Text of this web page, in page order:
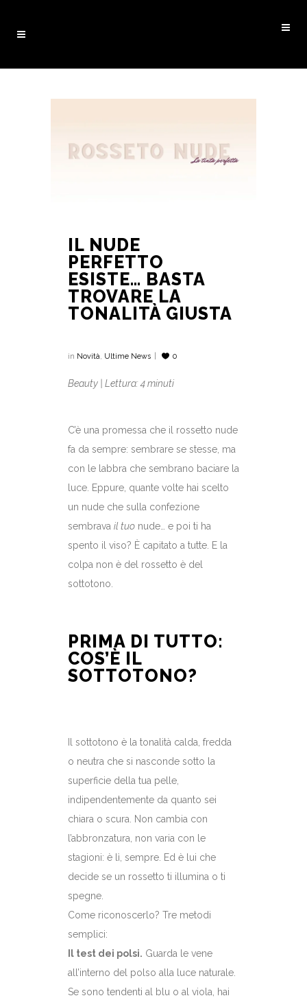
IL NUDE
PERFETTO
ESISTE… BASTA
TROVARE LA
TONALITÀ GIUSTA
in Novità, Ultime News 0
Beauty | Lettura: 4 minuti
C’è una promessa che il rossetto nude
fa da sempre: sembrare se stesse, ma
con le labbra che sembrano baciare la
luce. Eppure, quante volte hai scelto
un nude che sulla confezione
sembrava il tuo nude… e poi ti ha
spento il viso? È capitato a tutte. E la
colpa non è del rossetto è del
sottotono.
PRIMA DI TUTTO:
COS’È IL
SOTTOTONO?
Il sottotono è la tonalità calda, fredda
o neutra che si nasconde sotto la
superficie della tua pelle,
indipendentemente da quanto sei
chiara o scura. Non cambia con
l’abbronzatura, non varia con le
stagioni: è lì, sempre. Ed è lui che
decide se un rossetto ti illumina o ti
spegne.
Come riconoscerlo? Tre metodi
semplici:
Il test dei polsi. Guarda le vene
all’interno del polso alla luce naturale.
Se sono tendenti al blu o al viola, hai